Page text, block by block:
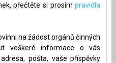
přečtěte si prosímpravidla
na žádost orgánů činných
veškeré informace o vás
pošta, vaše příspěvky